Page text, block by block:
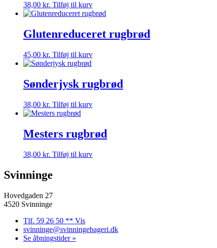
38,00 kr. Tilføj til kurv
Glutenreduceret rugbrød
45,00 kr. Tilføj til kurv
Sønderjysk rugbrød
38,00 kr. Tilføj til kurv
Mesters rugbrød
38,00 kr. Tilføj til kurv
Svinninge
Hovedgaden 27
4520 Svinninge
Tlf. 59 26 50 ** Vis
svinninge@svinningebageri.dk
Se åbningstider »